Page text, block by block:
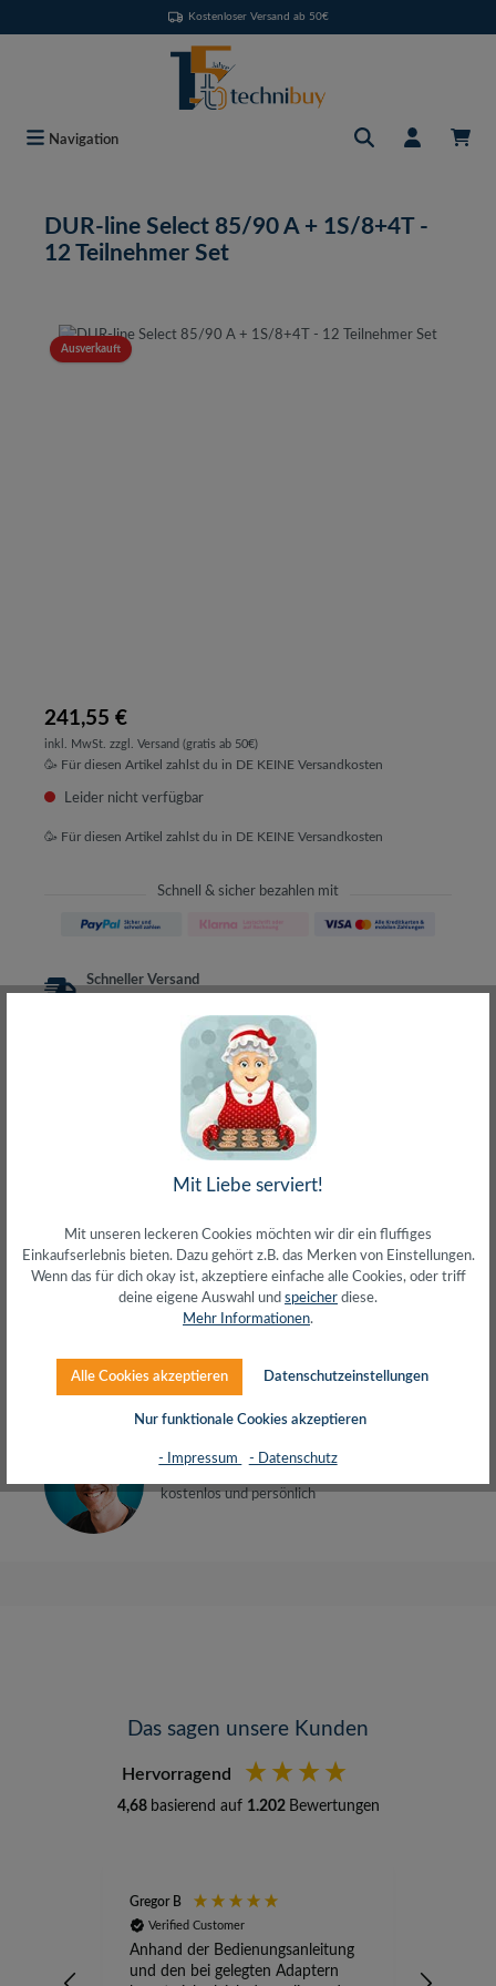
Kostenloser Versand ab 50€
Navigation
DUR-line Select 85/90 A + 1S/8+4T -
12 Teilnehmer Set
Bildergalerie überspringen
Ausverkauft
241,55 €
inkl. MwSt. zzgl. Versand (gratis ab 50€)
🥳 Für diesen Artikel zahlst du in DE KEINE Versandkosten
Leider nicht verfügbar
🥳 Für diesen Artikel zahlst du in DE KEINE Versandkosten
Schnell & sicher bezahlen mit
Schneller Versand
30 Tage Rückgaberecht
ohne Risiko bestellen
– Frag den Profi!
kostenlos und persönlich
Über 20+ Jahre Erfahrung
wir wissen von was wir sprechen
Beschreibung
Bewertungen
kostenlos und persönlich
Das sagen unsere Kunden
Hervorragend
4,68 basierend auf 1.202 Bewertungen
Gregor B
Verified Customer
Anhand der Bedienungsanleitung
und den bei gelegten Adaptern
Mit Liebe serviert!
Mit unseren leckeren Cookies möchten wir dir ein fluffiges
Einkaufserlebnis bieten. Dazu gehört z.B. das Merken von Einstellungen.
Wenn das für dich okay ist, akzeptiere einfache alle Cookies, oder triff
deine eigene Auswahl und speicher diese.
Mehr Informationen.
Alle Cookies akzeptieren Datenschutzeinstellungen
Nur funktionale Cookies akzeptieren
- Impressum - Datenschutz